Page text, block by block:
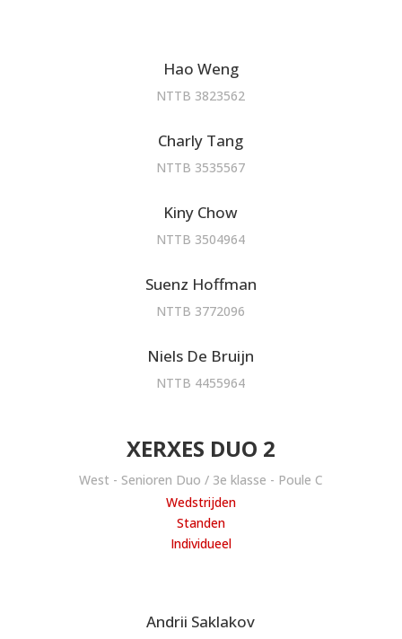
Hao Weng
NTTB 3823562
Charly Tang
NTTB 3535567
Kiny Chow
NTTB 3504964
Suenz Hoffman
NTTB 3772096
Niels De Bruijn
NTTB 4455964
XERXES DUO 2
West - Senioren Duo / 3e klasse - Poule C
Wedstrijden
Standen
Individueel
Andrii Saklakov